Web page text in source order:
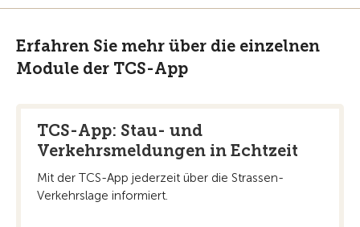
Erfahren Sie mehr über die einzelnen
Module der TCS-App
TCS-App: Stau- und
Verkehrsmeldungen in Echtzeit
Mit der TCS-App jederzeit über die Strassen-
Verkehrslage informiert.